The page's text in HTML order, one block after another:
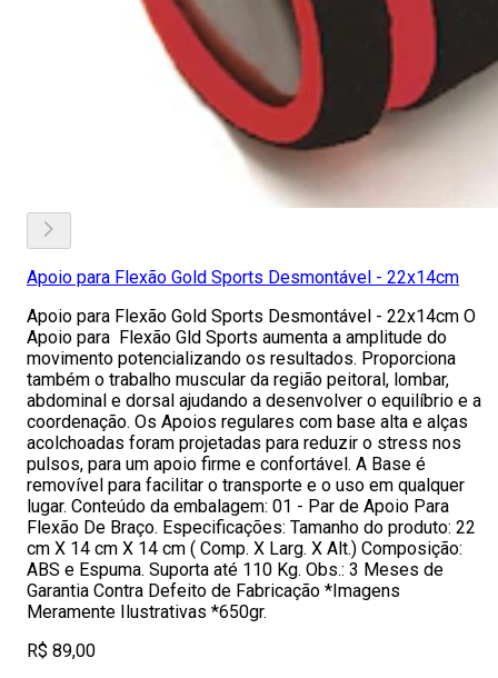
Apoio para Flexão Gold Sports Desmontável - 22x14cm
Apoio para Flexão Gold Sports Desmontável - 22x14cm O
Apoio para Flexão Gld Sports aumenta a amplitude do
movimento potencializando os resultados. Proporciona
também o trabalho muscular da região peitoral, lombar,
abdominal e dorsal ajudando a desenvolver o equilíbrio e a
coordenação. Os Apoios regulares com base alta e alças
acolchoadas foram projetadas para reduzir o stress nos
pulsos, para um apoio firme e confortável. A Base é
removível para facilitar o transporte e o uso em qualquer
lugar. Conteúdo da embalagem: 01 - Par de Apoio Para
Flexão De Braço. Especificações: Tamanho do produto: 22
cm X 14 cm X 14 cm ( Comp. X Larg. X Alt.) Composição:
ABS e Espuma. Suporta até 110 Kg. Obs.: 3 Meses de
Garantia Contra Defeito de Fabricação *Imagens
Meramente Ilustrativas *650gr.
R$ 89,00